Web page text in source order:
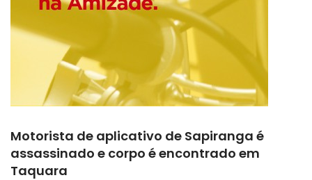
Motorista de aplicativo de Sapiranga é
assassinado e corpo é encontrado em
Taquara